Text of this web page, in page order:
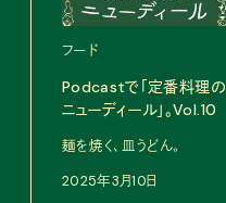
フード
Podcastで「定番料理の
ニューディール」。Vol.10
麺を焼く、皿うどん。
2025年3月10日